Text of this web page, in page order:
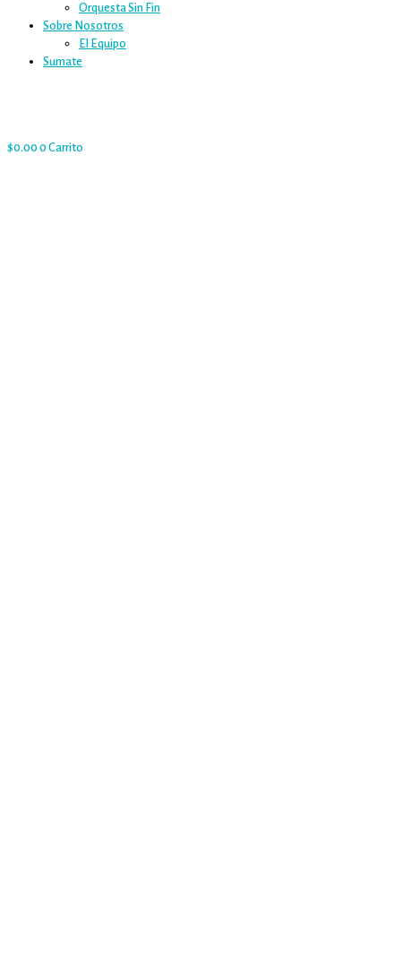
Orquesta Sin Fin
Sobre Nosotros
El Equipo
Sumate
$0.00 0 Carrito